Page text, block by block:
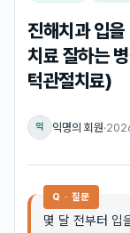
진해치과 입
치료 잘하는
턱관절치료)
익 익명의 회원·
Q · 질문
몇 달 전부터 입